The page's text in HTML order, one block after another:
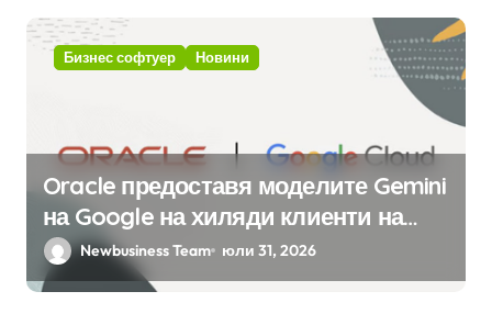
Бизнес софтуер Новини
Oracle предоставя моделите Gemini
на Google на хиляди клиенти на
бизнес приложения
Newbusiness Team юли 31, 2026